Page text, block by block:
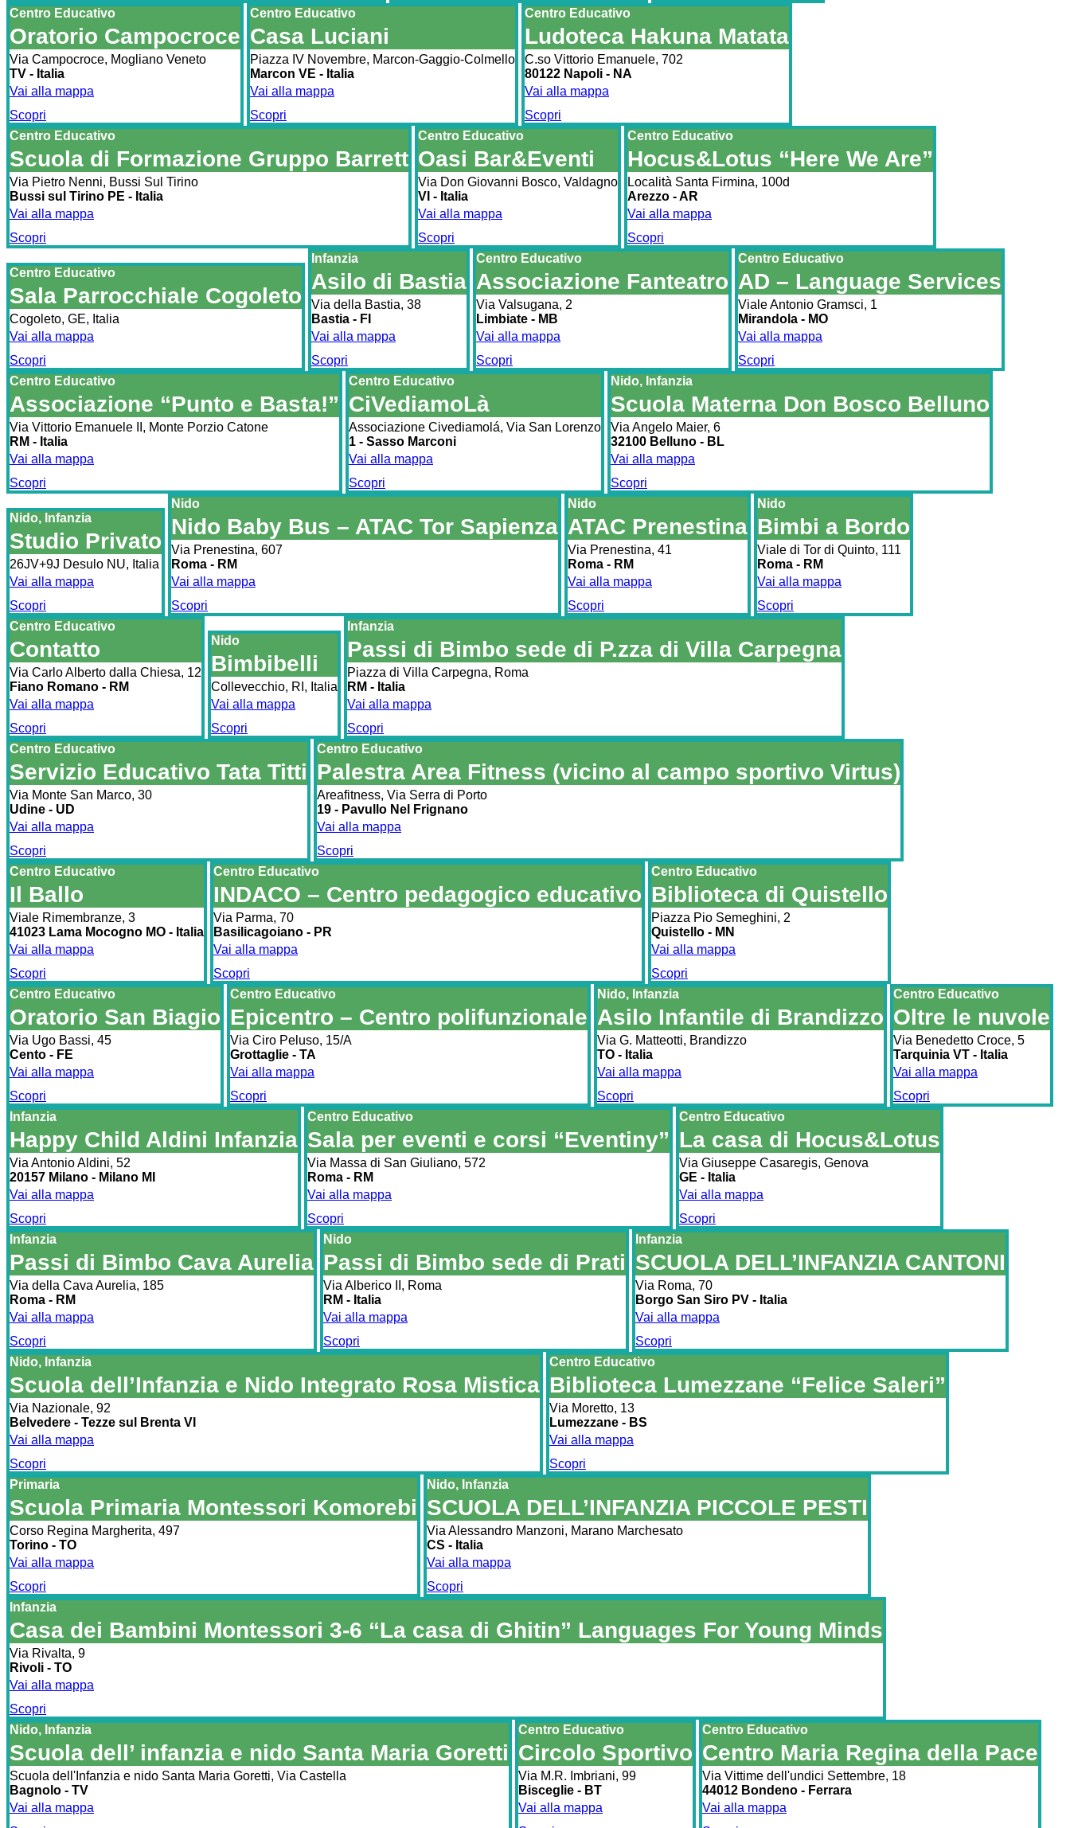
Centro Educativo
Oratorio Campocroce
Via Campocroce, Mogliano Veneto
TV - Italia
Vai alla mappa
Scopri
Centro Educativo
Casa Luciani
Piazza IV Novembre, Marcon-Gaggio-Colmello
Marcon VE - Italia
Vai alla mappa
Scopri
Centro Educativo
Ludoteca Hakuna Matata
C.so Vittorio Emanuele, 702
80122 Napoli - NA
Vai alla mappa
Scopri
Centro Educativo
Scuola di Formazione Gruppo Barrett
Via Pietro Nenni, Bussi Sul Tirino
Bussi sul Tirino PE - Italia
Vai alla mappa
Scopri
Centro Educativo
Oasi Bar&Eventi
Via Don Giovanni Bosco, Valdagno
VI - Italia
Vai alla mappa
Scopri
Centro Educativo
Hocus&Lotus “Here We Are”
Località Santa Firmina, 100d
Arezzo - AR
Vai alla mappa
Scopri
Centro Educativo
Sala Parrocchiale Cogoleto
Cogoleto, GE, Italia
Vai alla mappa
Scopri
Infanzia
Asilo di Bastia
Via della Bastia, 38
Bastia - FI
Vai alla mappa
Scopri
Centro Educativo
Associazione Fanteatro
Via Valsugana, 2
Limbiate - MB
Vai alla mappa
Scopri
Centro Educativo
AD – Language Services
Viale Antonio Gramsci, 1
Mirandola - MO
Vai alla mappa
Scopri
Centro Educativo
Associazione “Punto e Basta!”
Via Vittorio Emanuele II, Monte Porzio Catone
RM - Italia
Vai alla mappa
Scopri
Centro Educativo
CiVediamoLà
Associazione Civediamolá, Via San Lorenzo
1 - Sasso Marconi
Vai alla mappa
Scopri
Nido, Infanzia
Scuola Materna Don Bosco Belluno
Via Angelo Maier, 6
32100 Belluno - BL
Vai alla mappa
Scopri
Nido, Infanzia
Studio Privato
26JV+9J Desulo NU, Italia
Vai alla mappa
Scopri
Nido
Nido Baby Bus – ATAC Tor Sapienza
Via Prenestina, 607
Roma - RM
Vai alla mappa
Scopri
Nido
ATAC Prenestina
Via Prenestina, 41
Roma - RM
Vai alla mappa
Scopri
Nido
Bimbi a Bordo
Viale di Tor di Quinto, 111
Roma - RM
Vai alla mappa
Scopri
Centro Educativo
Contatto
Via Carlo Alberto dalla Chiesa, 12
Fiano Romano - RM
Vai alla mappa
Scopri
Nido
Bimbibelli
Collevecchio, RI, Italia
Vai alla mappa
Scopri
Infanzia
Passi di Bimbo sede di P.zza di Villa Carpegna
Piazza di Villa Carpegna, Roma
RM - Italia
Vai alla mappa
Scopri
Centro Educativo
Servizio Educativo Tata Titti
Via Monte San Marco, 30
Udine - UD
Vai alla mappa
Scopri
Centro Educativo
Palestra Area Fitness (vicino al campo sportivo Virtus)
Areafitness, Via Serra di Porto
19 - Pavullo Nel Frignano
Vai alla mappa
Scopri
Centro Educativo
Il Ballo
Viale Rimembranze, 3
41023 Lama Mocogno MO - Italia
Vai alla mappa
Scopri
Centro Educativo
INDACO – Centro pedagogico educativo
Via Parma, 70
Basilicagoiano - PR
Vai alla mappa
Scopri
Centro Educativo
Biblioteca di Quistello
Piazza Pio Semeghini, 2
Quistello - MN
Vai alla mappa
Scopri
Centro Educativo
Oratorio San Biagio
Via Ugo Bassi, 45
Cento - FE
Vai alla mappa
Scopri
Centro Educativo
Epicentro – Centro polifunzionale
Via Ciro Peluso, 15/A
Grottaglie - TA
Vai alla mappa
Scopri
Nido, Infanzia
Asilo Infantile di Brandizzo
Via G. Matteotti, Brandizzo
TO - Italia
Vai alla mappa
Scopri
Centro Educativo
Oltre le nuvole
Via Benedetto Croce, 5
Tarquinia VT - Italia
Vai alla mappa
Scopri
Infanzia
Happy Child Aldini Infanzia
Via Antonio Aldini, 52
20157 Milano - Milano MI
Vai alla mappa
Scopri
Centro Educativo
Sala per eventi e corsi “Eventiny”
Via Massa di San Giuliano, 572
Roma - RM
Vai alla mappa
Scopri
Centro Educativo
La casa di Hocus&Lotus
Via Giuseppe Casaregis, Genova
GE - Italia
Vai alla mappa
Scopri
Infanzia
Passi di Bimbo Cava Aurelia
Via della Cava Aurelia, 185
Roma - RM
Vai alla mappa
Scopri
Nido
Passi di Bimbo sede di Prati
Via Alberico II, Roma
RM - Italia
Vai alla mappa
Scopri
Infanzia
SCUOLA DELL’INFANZIA CANTONI
Via Roma, 70
Borgo San Siro PV - Italia
Vai alla mappa
Scopri
Nido, Infanzia
Scuola dell’Infanzia e Nido Integrato Rosa Mistica
Via Nazionale, 92
Belvedere - Tezze sul Brenta VI
Vai alla mappa
Scopri
Centro Educativo
Biblioteca Lumezzane “Felice Saleri”
Via Moretto, 13
Lumezzane - BS
Vai alla mappa
Scopri
Primaria
Scuola Primaria Montessori Komorebi
Corso Regina Margherita, 497
Torino - TO
Vai alla mappa
Scopri
Nido, Infanzia
SCUOLA DELL’INFANZIA PICCOLE PESTI
Via Alessandro Manzoni, Marano Marchesato
CS - Italia
Vai alla mappa
Scopri
Infanzia
Casa dei Bambini Montessori 3-6 “La casa di Ghitin” Languages For Young Minds
Via Rivalta, 9
Rivoli - TO
Vai alla mappa
Scopri
Nido, Infanzia
Scuola dell’ infanzia e nido Santa Maria Goretti
Scuola dell'Infanzia e nido Santa Maria Goretti, Via Castella
Bagnolo - TV
Vai alla mappa
Centro Educativo
Circolo Sportivo
Via M.R. Imbriani, 99
Bisceglie - BT
Vai alla mappa
Centro Educativo
Centro Maria Regina della Pace
Via Vittime dell'undici Settembre, 18
44012 Bondeno - Ferrara
Vai alla mappa